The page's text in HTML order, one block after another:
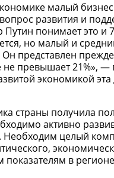
малый
развития и
понимает это и
но малый и
представлен
не превышает 21%»,
экономикой
страны получила
активно
Необходим целый
в